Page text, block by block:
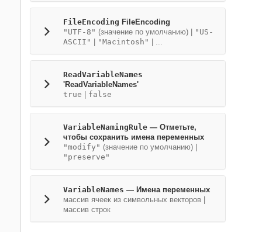
FileEncoding FileEncoding
"UTF-8" (значение по умолчанию) |
"US-
ASCII"
"Macintosh" | ...
ReadVariableNames
'ReadVariableNames'
true
false
VariableNamingRule — Отметьте,
чтобы сохранить имена переменных
"modify" (значение по умолчанию) |
"preserve"
VariableNames — Имена переменных
массив ячеек из символьных векторов
массив строк